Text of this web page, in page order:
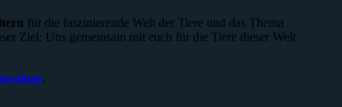
für die faszinierende Welt der Tiere und das Thema
Ziel: Uns gemeinsam mit euch für die Tiere dieser Welt
.